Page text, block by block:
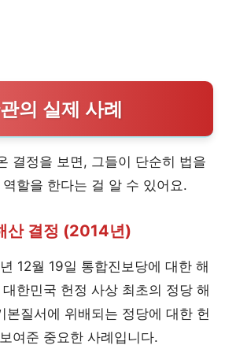
의 실제 사례
결정을 보면, 그들이 단순히 법을
할을 한다는 걸 알 수 있어요.
산 결정 (2014년)
12월 19일 통합진보당에 대한 해
한민국 헌정 사상 최초의 정당 해
본질서에 위배되는 정당에 대한 헌
여준 중요한 사례입니다.